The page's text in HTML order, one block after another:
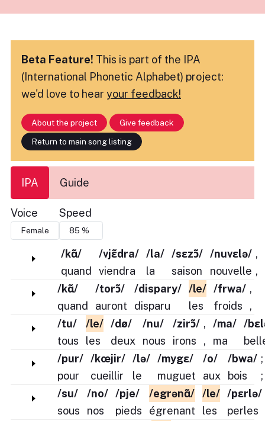
Beta Feature! This is part of the IPA
(International Phonetic Alphabet) project:
we'd love to hear your feedback!
About the project
Give feedback
Return to main song listing
IPA Guide
Voice Speed
/kɑ̃/
quand
/vjɛ̃dra/
viendra
/la/
la
/sɛzɔ̃/
saison
/nuvɛlə/
nouvelle
,
,
/kɑ̃/
quand
/torɔ̃/
auront
/dispary/
disparu
/le/
les
/frwa/
froids
,
,
/tu/
tous
/le/
les
/dø/
deux
/nu/
nous
/zirɔ̃/
irons
,
,
/ma/
ma
/
/pur/
pour
/kœjir/
cueillir
/lə/
le
/mygɛ/
muguet
/o/
aux
/bwa/
bois
;
;
/su/
sous
/no/
nos
/pje/
pieds
/egrənɑ̃/
égrenant
/le/
les
/pɛrlə/
perles